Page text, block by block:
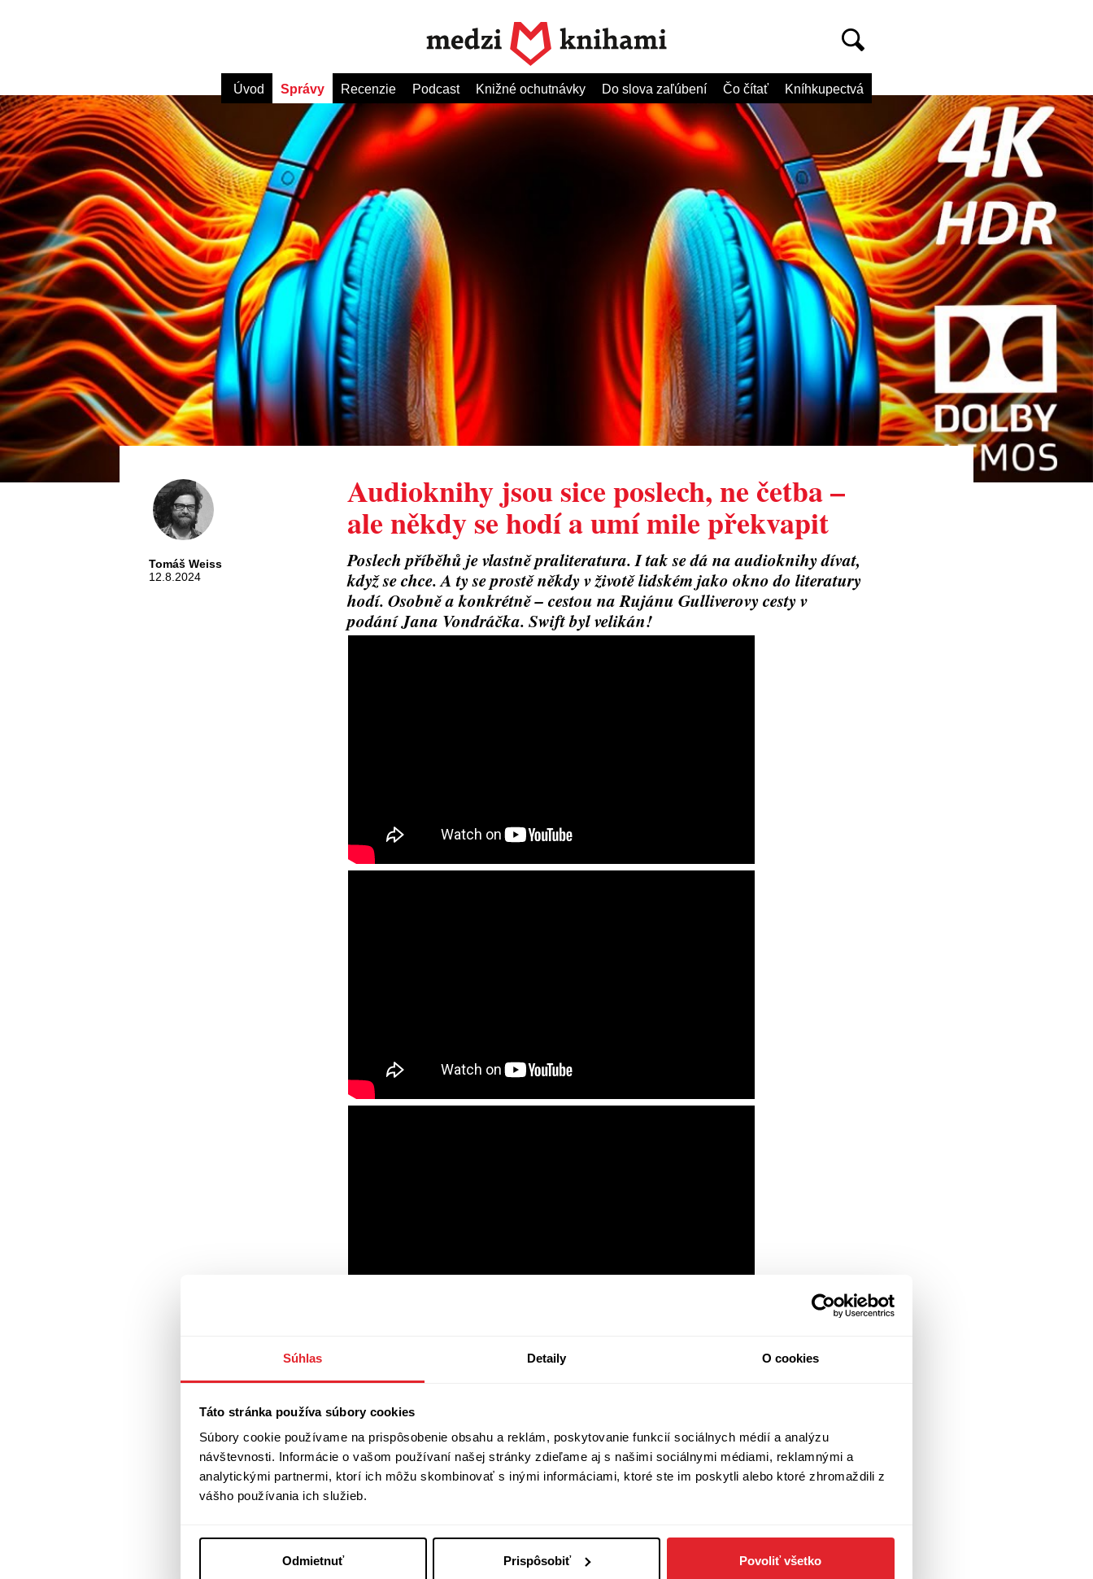
Súhlas Detaily O cookies
Táto stránka používa súbory cookies
Súbory cookie používame na prispôsobenie obsahu a reklám, poskytovanie funkcií sociálnych médií a analýzu
návštevnosti. Informácie o vašom používaní našej stránky zdieľame aj s našimi sociálnymi médiami, reklamnými a
analytickými partnermi, ktorí ich môžu skombinovať s inými informáciami, ktoré ste im poskytli alebo ktoré zhromaždili z
vášho používania ich služieb.
Odmietnuť Prispôsobiť Povoliť všetko
Úvod Správy Recenzie Podcast Knižné ochutnávky Do slova zaľúbení Čo čítať Kníhkupectvá
Tomáš Weiss
12.8.2024
Audioknihy jsou sice poslech, ne četba –
ale někdy se hodí a umí mile překvapit
Poslech příběhů je vlastně praliteratura. I tak se dá na audioknihy dívat,
když se chce. A ty se prostě někdy v životě lidském jako okno do literatury
hodí. Osobně a konkrétně – cestou na Rujánu Gulliverovy cesty v
podání Jana Vondráčka. Swift byl velikán!